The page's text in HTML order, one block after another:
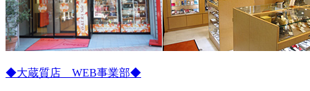
◆大蔵質店 WEB事業部◆